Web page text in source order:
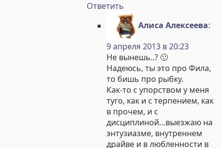
Ответить
Алиса Алексеева:
9 апреля 2013 в 20:23
Не вынешь..? 🙂
Надеюсь, ты это про Фила,
то бишь про рыбку.
Как-то с упорством у меня
туго, как и с терпением, как
в прочем, и с
дисциплиной…выезжаю на
энтузиазме, внутреннем
драйве и в любленности в